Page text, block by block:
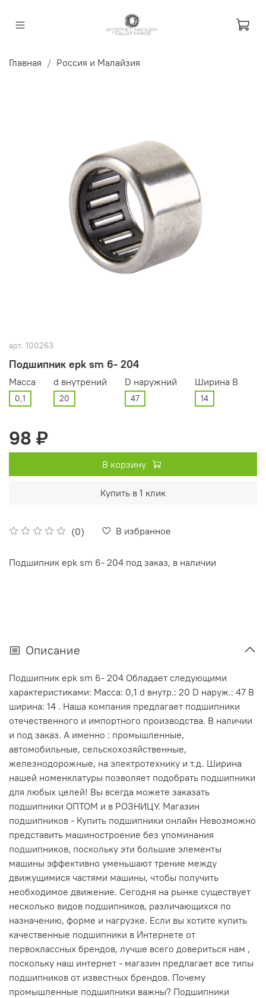
Главная Россия и Малайзия
арт. 100263
Подшипник epk sm 6- 204
(0) В избранное
Масса
0,1
d внутрений
20
D наружний
47
Ширина В
14
98 ₽
В корзину
Купить в 1 клик
Подшипник epk sm 6- 204 под заказ, в наличии
Описание
Подшипник epk sm 6- 204 Обладает следующими
характеристиками: Масса: 0,1 d внутр.: 20 D наруж.: 47 В
ширина: 14 . Наша компания предлагает подшипники
отечественного и импортного производства. В наличии
и под заказ. А именно : промышленные,
автомобильные, сельскохозяйственные,
железнодорожные, на электротехнику и т.д. Ширина
нашей номенклатуры позволяет подобрать подшипники
для любых целей! Вы всегда можете заказать
подшипники ОПТОМ и в РОЗНИЦУ. Магазин
подшипников - Купить подшипники онлайн Невозможно
представить машиностроение без упоминания
подшипников, поскольку эти большие элементы
машины эффективно уменьшают трение между
движущимися частями машины, чтобы получить
необходимое движение. Сегодня на рынке существует
несколько видов подшипников, различающихся по
назначению, форме и нагрузке. Если вы хотите купить
качественные подшипники в Интернете от
первоклассных брендов, лучше всего довериться нам ,
поскольку наш интернет - магазин предлагает все типы
подшипников от известных брендов. Почему
промышленные подшипники важны? Подшипники